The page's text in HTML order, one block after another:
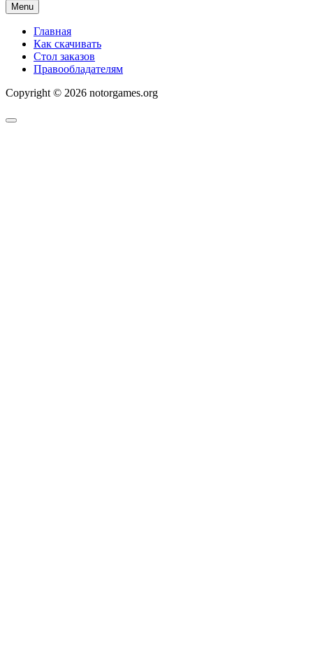
Menu
Главная
Как скачивать
Стол заказов
Правообладателям
Copyright © 2026 notorgames.org
Scroll